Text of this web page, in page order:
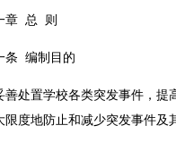
章 总 则
条 编制目的
善处置学校各类突发事件，
限度地防止和减少突发事件及